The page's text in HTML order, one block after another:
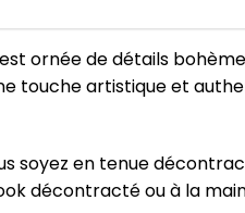
ornée de détails
touche artistique et
soyez en tenue
décontracté ou à la